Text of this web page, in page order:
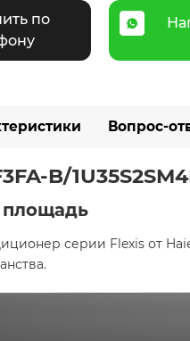
по
Вопрос-
B/
серии Flexis от